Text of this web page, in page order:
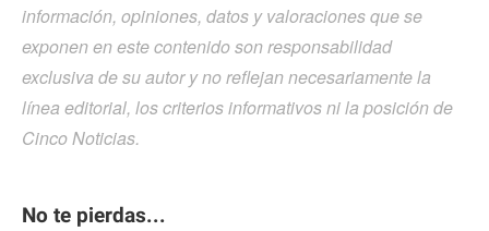
información, opiniones, datos y valoraciones que se
exponen en este contenido son responsabilidad
exclusiva de su autor y no reflejan necesariamente la
línea editorial, los criterios informativos ni la posición de
Cinco Noticias.
No te pierdas...